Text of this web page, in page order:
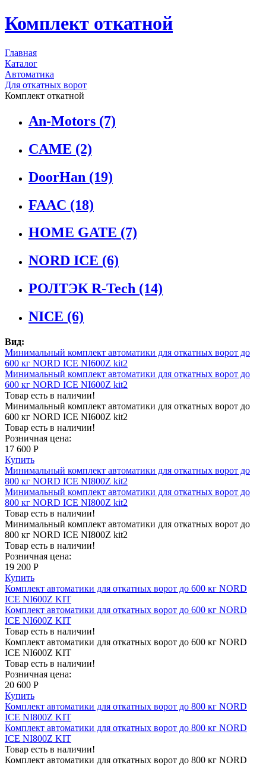
Комплект откатной
Главная
Каталог
Автоматика
Для откатных ворот
Комплект откатной
An-Motors (7)
CAME (2)
DoorHan (19)
FAAC (18)
HOME GATE (7)
NORD ICE (6)
РОЛТЭК R-Tech (14)
NICE (6)
Вид:
Минимальный комплект автоматики для откатных ворот до
600 кг NORD ICE NI600Z kit2
Минимальный комплект автоматики для откатных ворот до
600 кг NORD ICE NI600Z kit2
Товар есть в наличии!
Минимальный комплект автоматики для откатных ворот до
600 кг NORD ICE NI600Z kit2
Товар есть в наличии!
Розничная цена:
17 600 Р
Купить
Минимальный комплект автоматики для откатных ворот до
800 кг NORD ICE NI800Z kit2
Минимальный комплект автоматики для откатных ворот до
800 кг NORD ICE NI800Z kit2
Товар есть в наличии!
Минимальный комплект автоматики для откатных ворот до
800 кг NORD ICE NI800Z kit2
Товар есть в наличии!
Розничная цена:
19 200 Р
Купить
Комплект автоматики для откатных ворот до 600 кг NORD
ICE NI600Z KIT
Комплект автоматики для откатных ворот до 600 кг NORD
ICE NI600Z KIT
Товар есть в наличии!
Комплект автоматики для откатных ворот до 600 кг NORD
ICE NI600Z KIT
Товар есть в наличии!
Розничная цена:
20 600 Р
Купить
Комплект автоматики для откатных ворот до 800 кг NORD
ICE NI800Z KIT
Комплект автоматики для откатных ворот до 800 кг NORD
ICE NI800Z KIT
Товар есть в наличии!
Комплект автоматики для откатных ворот до 800 кг NORD